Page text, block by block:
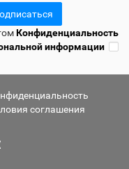
Конфиденциальность
информации
соглашения